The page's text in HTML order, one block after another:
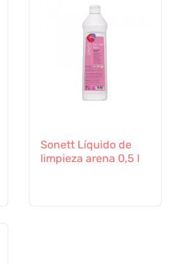
Sonett Líquido de
limpieza arena 0,5 l